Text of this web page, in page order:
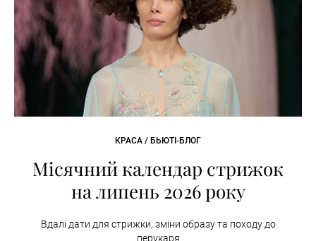
КРАСА / БЬЮТІ-БЛОГ
Місячний календар стрижок
на липень 2026 року
Вдалі дати для стрижки, зміни образу та походу до
перукаря